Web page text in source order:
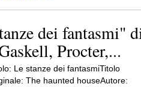
dei fantasmi"
Procter,...
Le stanze dei fantasmiTitolo
The haunted houseAutore: